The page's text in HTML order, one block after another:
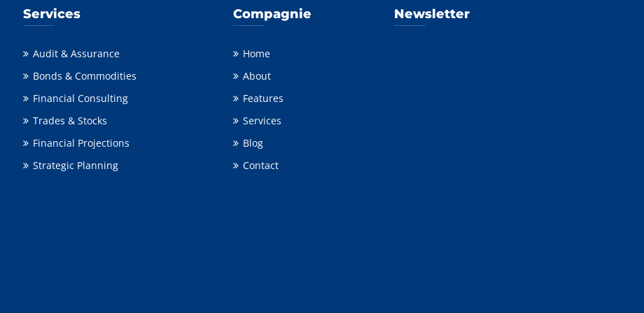
Services
Audit & Assurance
Bonds & Commodities
Financial Consulting
Trades & Stocks
Financial Projections
Strategic Planning
Compagnie
Home
About
Features
Services
Blog
Contact
Newsletter